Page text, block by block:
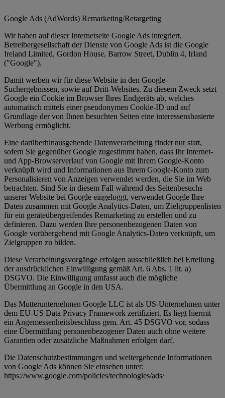
Google Ads (AdWords) Remarketing/Retargeting
Wir haben auf dieser Internetseite Google Ads integriert.
Betreibergesellschaft der Dienste von Google Ads ist die Google
Ireland Limited, Gordon House, Barrow Street, Dublin 4, Irland
("Google").
Damit werben wir für diese Website in den Google-
Suchergebnissen, sowie auf Dritt-Websites. Zu diesem Zweck setzt
Google ein Cookie im Browser Ihres Endgeräts ab, welches
automatisch mittels einer pseudonymen Cookie-ID und auf
Grundlage der von Ihnen besuchten Seiten eine interessensbasierte
Werbung ermöglicht.
Eine darüberhinausgehende Datenverarbeitung findet nur statt,
sofern Sie gegenüber Google zugestimmt haben, dass Ihr Internet-
und App-Browserverlauf von Google mit Ihrem Google-Konto
verknüpft wird und Informationen aus Ihrem Google-Konto zum
Personalisieren von Anzeigen verwendet werden, die Sie im Web
betrachten. Sind Sie in diesem Fall während des Seitenbesuchs
unserer Website bei Google eingeloggt, verwendet Google Ihre
Daten zusammen mit Google Analytics-Daten, um Zielgruppenlisten
für ein geräteübergreifendes Remarketing zu erstellen und zu
definieren. Dazu werden Ihre personenbezogenen Daten von
Google vorübergehend mit Google Analytics-Daten verknüpft, um
Zielgruppen zu bilden.
Diese Verarbeitungsvorgänge erfolgen ausschließlich bei Erteilung
der ausdrücklichen Einwilligung gemäß Art. 6 Abs. 1 lit. a)
DSGVO. Die Einwilligung umfasst auch die mögliche
Übermittlung an Google in den USA.
Das Mutterunternehmen Google LLC ist als US-Unternehmen unter
dem EU-US Data Privacy Framework zertifiziert. Es liegt hiermit
ein Angemessenheitsbeschluss gem. Art. 45 DSGVO vor, sodass
eine Übermittlung personenbezogener Daten auch ohne weitere
Garantien oder zusätzliche Maßnahmen erfolgen darf.
Die Datenschutzbestimmungen und weitergehende Informationen
von Google Ads können Sie einsehen unter:
https://www.google.com/policies/technologies/ads/